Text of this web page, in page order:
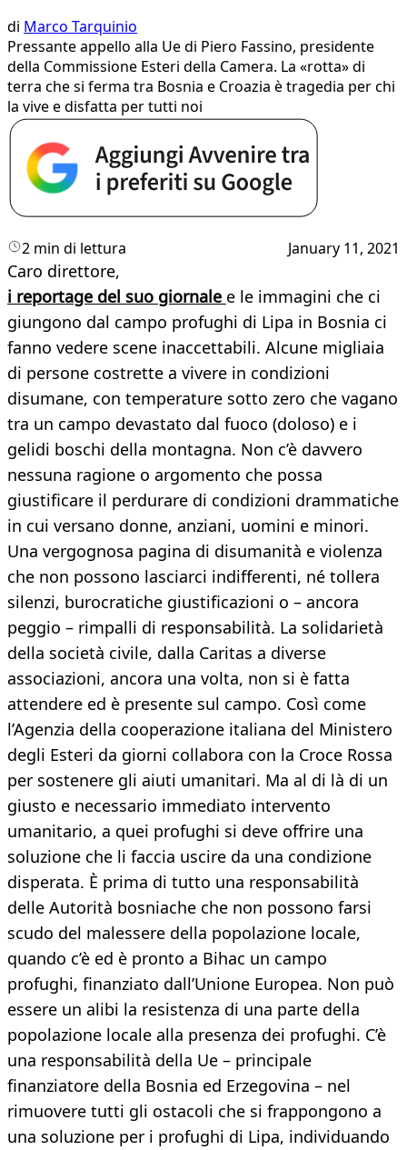
di Marco Tarquinio
Pressante appello alla Ue di Piero Fassino, presidente
della Commissione Esteri della Camera. La «rotta» di
terra che si ferma tra Bosnia e Croazia è tragedia per chi
la vive e disfatta per tutti noi
2 min di lettura January 11, 2021
Caro direttore,
i reportage del suo giornale e le immagini che ci
giungono dal campo profughi di Lipa in Bosnia ci
fanno vedere scene inaccettabili. Alcune migliaia
di persone costrette a vivere in condizioni
disumane, con temperature sotto zero che vagano
tra un campo devastato dal fuoco (doloso) e i
gelidi boschi della montagna. Non c’è davvero
nessuna ragione o argomento che possa
giustificare il perdurare di condizioni drammatiche
in cui versano donne, anziani, uomini e minori.
Una vergognosa pagina di disumanità e violenza
che non possono lasciarci indifferenti, né tollera
silenzi, burocratiche giustificazioni o – ancora
peggio – rimpalli di responsabilità. La solidarietà
della società civile, dalla Caritas a diverse
associazioni, ancora una volta, non si è fatta
attendere ed è presente sul campo. Così come
l’Agenzia della cooperazione italiana del Ministero
degli Esteri da giorni collabora con la Croce Rossa
per sostenere gli aiuti umanitari. Ma al di là di un
giusto e necessario immediato intervento
umanitario, a quei profughi si deve offrire una
soluzione che li faccia uscire da una condizione
disperata. È prima di tutto una responsabilità
delle Autorità bosniache che non possono farsi
scudo del malessere della popolazione locale,
quando c’è ed è pronto a Bihac un campo
profughi, finanziato dall’Unione Europea. Non può
essere un alibi la resistenza di una parte della
popolazione locale alla presenza dei profughi. C’è
una responsabilità della Ue – principale
finanziatore della Bosnia ed Erzegovina – nel
rimuovere tutti gli ostacoli che si frappongono a
una soluzione per i profughi di Lipa, individuando